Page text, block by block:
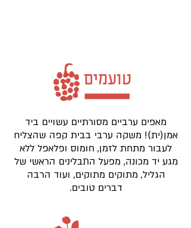
מאפים ערביים מסורתיים עשויים ביד
אמן(ית)! משקה ערבי בבית קפה שהצליח
לעבור מתחת לזמן, חומוס ופלאפל ללא
מגע יד מכונה, מפעל התבלינים הראשי של
הגליל, מתוקים מתוקים, ועוד הרבה
דברים טובים.